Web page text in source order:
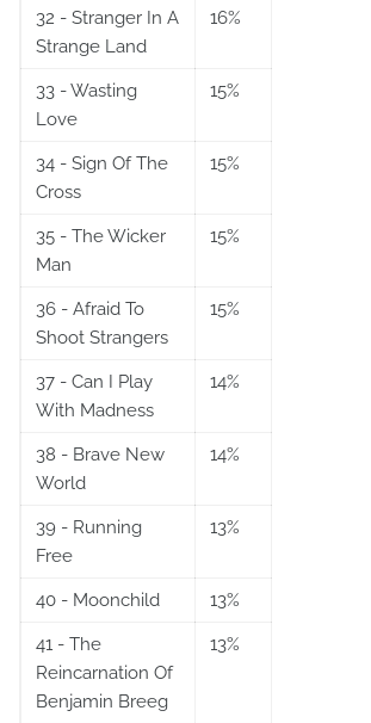
32 - Stranger In A
Strange Land
16%
33 - Wasting
Love
15%
34 - Sign Of The
Cross
15%
35 - The Wicker
Man
15%
36 - Afraid To
Shoot Strangers
15%
37 - Can I Play
With Madness
14%
38 - Brave New
World
14%
39 - Running
Free
13%
40 - Moonchild 13%
41 - The
Reincarnation Of
Benjamin Breeg
13%